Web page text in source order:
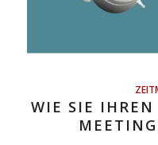
WIE SIE IHREN